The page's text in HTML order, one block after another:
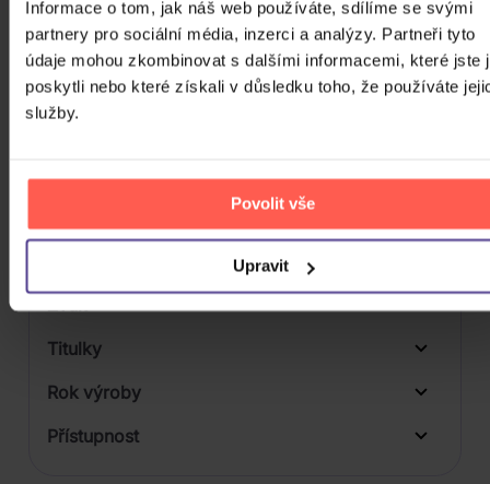
Informace o tom, jak náš web používáte, sdílíme se svými
partnery pro sociální média, inzerci a analýzy. Partneři tyto
údaje mohou zkombinovat s dalšími informacemi, které jste
poskytli nebo které získali v důsledku toho, že používáte
služby.
Povolit vše
Upravit
Počet BD
Počet vinyl
Balení média
Zvuk
Titulky
Rok výroby
Přístupnost